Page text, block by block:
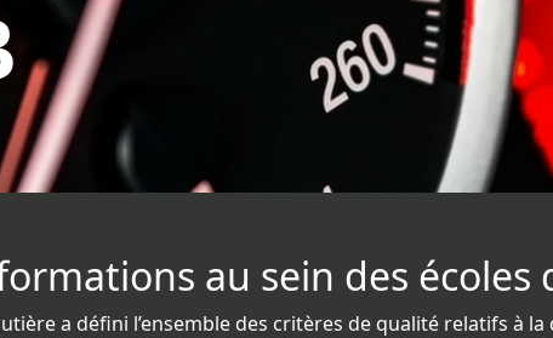
au sein des écoles
a défini l’ensemble des critères de qualité relatifs à